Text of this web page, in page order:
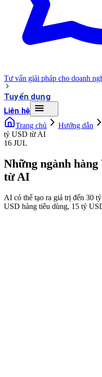
Tư vấn giải pháp cho doanh
Tuyển dụng
Liên hệ
Trang chủ Hướng dẫn
tỷ USD từ AI
16 JUL
Những ngành
từ AI
AI có thể tạo ra giá trị đến 30
USD hàng tiêu dùng, 15 tỷ